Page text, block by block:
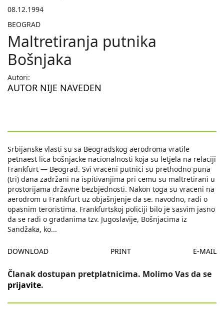
08.12.1994
BEOGRAD
Maltretiranja putnika
Bošnjaka
Autori:
AUTOR NIJE NAVEDEN
Srbijanske vlasti su sa Beogradskog aerodroma vratile
petnaest lica bošnjacke nacionalnosti koja su letjela na relaciji
Frankfurt — Beograd. Svi vraceni putnici su prethodno puna
(tri) dana zadržani na ispitivanjima pri cemu su maltretirani u
prostorijama državne bezbjednosti. Nakon toga su vraceni na
aerodrom u Frankfurt uz objašnjenje da se. navodno, radi o
opasnim teroristima. Frankfurtskoj policiji bilo je sasvim jasno
da se radi o gradanima tzv. Jugoslavije, Bošnjacima iz
Sandžaka, ko...
DOWNLOAD PRINT E-MAIL
Članak dostupan pretplatnicima. Molimo Vas da se
prijavite.